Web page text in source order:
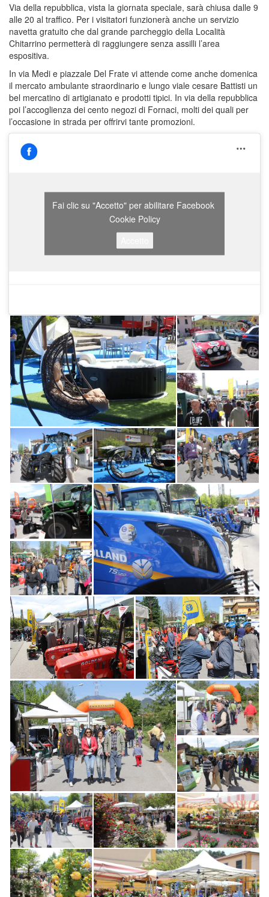
Via della repubblica, vista la giornata speciale, sarà chiusa dalle 9
alle 20 al traffico. Per i visitatori funzionerà anche un servizio
navetta gratuito che dal grande parcheggio della Località
Chitarrino permetterà di raggiungere senza assilli l’area
espositiva.
In via Medi e piazzale Del Frate vi attende come anche domenica
il mercato ambulante straordinario e lungo viale cesare Battisti un
bel mercatino di artigianato e prodotti tipici. In via della repubblica
poi l’accoglienza dei cento negozi di Fornaci, molti dei quali per
l’occasione in strada per offrirvi tante promozioni.
Fai clic su "Accetto" per abilitare Facebook
Cookie Policy